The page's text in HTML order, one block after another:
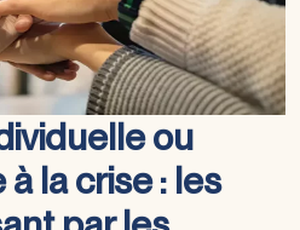
ou
la crise : les